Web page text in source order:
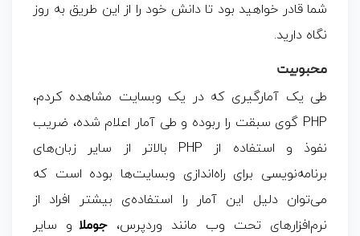
شما قادر خواهید بود تا دانش خود را از این طریق به روز
نگاه دارید.
محبوبیت
طی یک آمارگیری که در یک وبسایت مشاهده کردم،
PHP گوی سبقت را ربوده و طی آمار اعلام شده، ضریب
نفوذ و استفاده از PHP بالاتر از سایر زبان‌های
برنامه‌نویسی برای راه‌اندازی وبسایت‌ها بوده است که
می‌توان دلیل این آمار را استفاده‌ی بیشتر افراد از
نرم‌افزارهای تحت وب مانند وردپرس، جوملا و سایر